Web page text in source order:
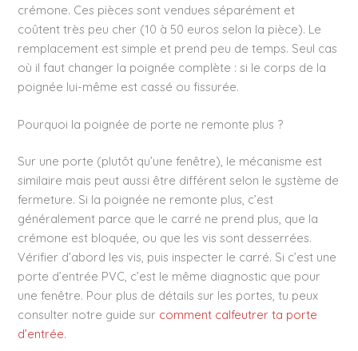
crémone. Ces pièces sont vendues séparément et
coûtent très peu cher (10 à 50 euros selon la pièce). Le
remplacement est simple et prend peu de temps. Seul cas
où il faut changer la poignée complète : si le corps de la
poignée lui-même est cassé ou fissurée.
Pourquoi la poignée de porte ne remonte plus ?
Sur une porte (plutôt qu’une fenêtre), le mécanisme est
similaire mais peut aussi être différent selon le système de
fermeture. Si la poignée ne remonte plus, c’est
généralement parce que le carré ne prend plus, que la
crémone est bloquée, ou que les vis sont desserrées.
Vérifier d’abord les vis, puis inspecter le carré. Si c’est une
porte d’entrée PVC, c’est le même diagnostic que pour
une fenêtre. Pour plus de détails sur les portes, tu peux
consulter notre guide sur comment calfeutrer ta porte
d’entrée.